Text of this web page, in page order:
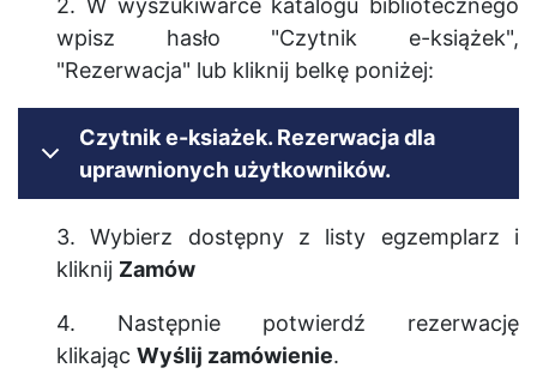
2. W wyszukiwarce katalogu bibliotecznego
wpisz hasło "Czytnik e-książek",
"Rezerwacja" lub kliknij belkę poniżej:
Czytnik e-ksiażek. Rezerwacja dla
uprawnionych użytkowników.
3. Wybierz dostępny z listy egzemplarz i
kliknij Zamów
4. Następnie potwierdź rezerwację
klikając Wyślij zamówienie.